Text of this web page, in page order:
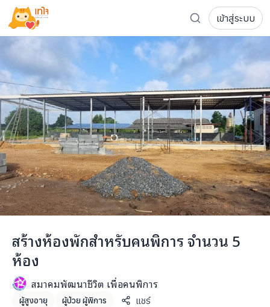
รู้จักเทใจ
เพจระดมทุน
เกี่ยวกับเรา
ความเคลื่อนไหว
ผู้บริจาค
การลดหย่อนภาษี
แฟนคลับศิลปิน
FAQ ผู้บริจาค
เจ้าของโครงการ
ส่งโครงการ
FAQ เจ้าของโครงการ
ติดต่อเรา
เข้าสู่ระบบ
สร้างห้องพักสำหรับคนพิการ จำนวน 5
ห้อง
สมาคมพัฒนาชีวิต เพื่อคนพิการ
ผู้สูงอายุ ผู้ป่วย ผู้พิการ แชร์